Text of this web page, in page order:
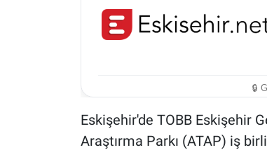
🔒
Eskişehir'de TOBB Eskişehir
Araştırma Parkı (ATAP) iş